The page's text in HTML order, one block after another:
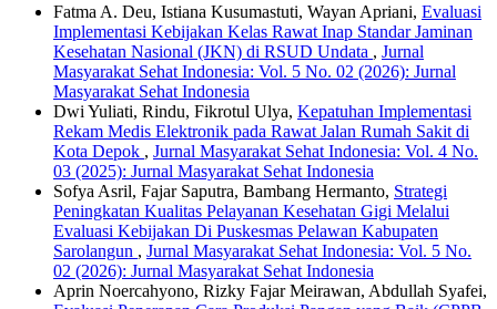
Fatma A. Deu, Istiana Kusumastuti, Wayan Apriani, Evaluasi
Implementasi Kebijakan Kelas Rawat Inap Standar Jaminan
Kesehatan Nasional (JKN) di RSUD Undata , Jurnal
Masyarakat Sehat Indonesia: Vol. 5 No. 02 (2026): Jurnal
Masyarakat Sehat Indonesia
Dwi Yuliati, Rindu, Fikrotul Ulya, Kepatuhan Implementasi
Rekam Medis Elektronik pada Rawat Jalan Rumah Sakit di
Kota Depok , Jurnal Masyarakat Sehat Indonesia: Vol. 4 No.
03 (2025): Jurnal Masyarakat Sehat Indonesia
Sofya Asril, Fajar Saputra, Bambang Hermanto, Strategi
Peningkatan Kualitas Pelayanan Kesehatan Gigi Melalui
Evaluasi Kebijakan Di Puskesmas Pelawan Kabupaten
Sarolangun , Jurnal Masyarakat Sehat Indonesia: Vol. 5 No.
02 (2026): Jurnal Masyarakat Sehat Indonesia
Aprin Noercahyono, Rizky Fajar Meirawan, Abdullah Syafei,